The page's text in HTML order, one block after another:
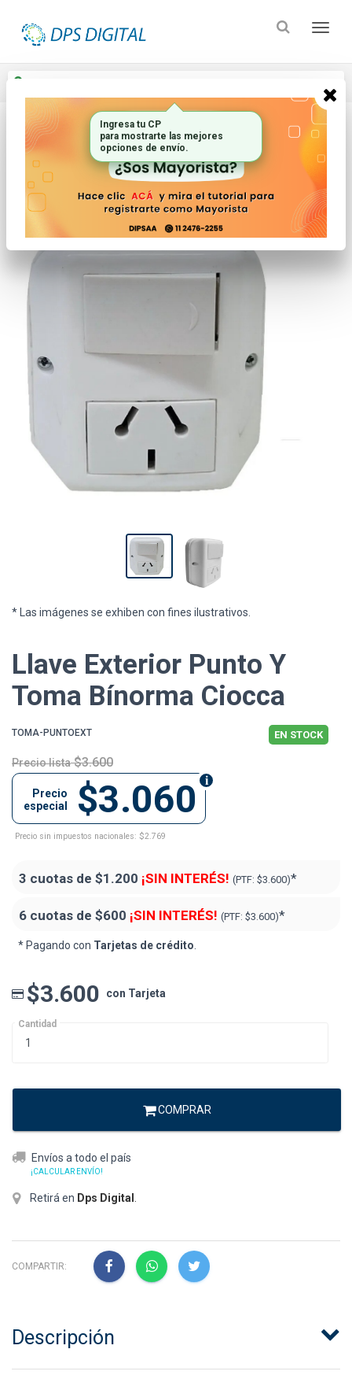
Inicio
Electricidad
Llaves De Luz Modulos Y Cajas Exteriores_2
* Las imágenes se exhiben con fines ilustrativos.
Llave Exterior Punto Y
Toma Bínorma Ciocca
TOMA-PUNTOEXT EN STOCK
Precio lista $3.600
$3.060
Precio
especial
Precio sin impuestos nacionales: $2.769
3 cuotas de $1.200 ¡SIN INTERÉS! (PTF: $3.600)*
6 cuotas de $600 ¡SIN INTERÉS! (PTF: $3.600)*
* Pagando con Tarjetas de crédito.
$3.600 con Tarjeta
Cantidad
COMPRAR
Envíos a todo el país
¡CALCULAR ENVÍO!
Retirá en Dps Digital
COMPARTIR:
Descripción
Ingresa tu CP
para mostrarte las mejores
opciones de envío.